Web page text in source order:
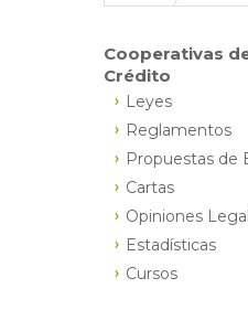
Cooperativas
Crédito
Leyes
Reglamentos
Propuestas de
Cartas
Opiniones
Estadísticas
Cursos